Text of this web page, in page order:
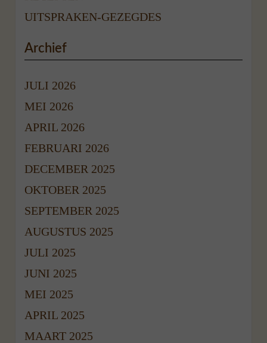
UITSPRAKEN-GEZEGDES
Archief
JULI 2026
MEI 2026
APRIL 2026
FEBRUARI 2026
DECEMBER 2025
OKTOBER 2025
SEPTEMBER 2025
AUGUSTUS 2025
JULI 2025
JUNI 2025
MEI 2025
APRIL 2025
MAART 2025